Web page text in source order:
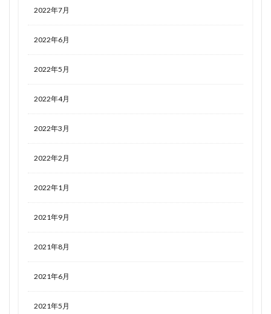
2022年7月
2022年6月
2022年5月
2022年4月
2022年3月
2022年2月
2022年1月
2021年9月
2021年8月
2021年6月
2021年5月